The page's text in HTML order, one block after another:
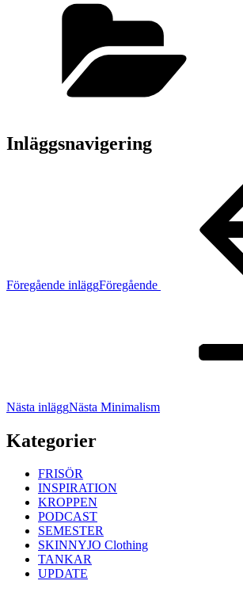
Inläggsnavigering
Föregående inläggFöregående
Nästa inläggNästa Minimalism
Kategorier
FRISÖR
INSPIRATION
KROPPEN
PODCAST
SEMESTER
SKINNYJO Clothing
TANKAR
UPDATE